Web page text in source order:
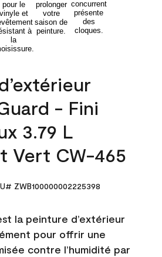
- Fini
3.79 L
Vert CW-465
ZWB100000002225398
la peinture d’extérieur
pour offrir une
contre l’humidité par